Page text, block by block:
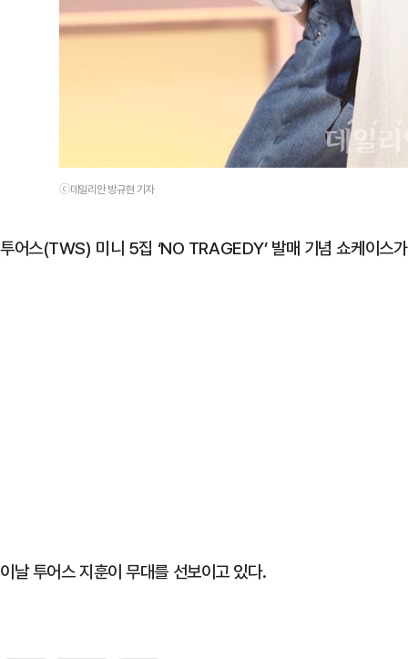
ⓒ데일리안 방규현 기자
투어스(TWS) 미니 5집 ‘NO TRAGEDY’ 발매 기념 쇼케이스
이날 투어스 지훈이 무대를 선보이고 있다.